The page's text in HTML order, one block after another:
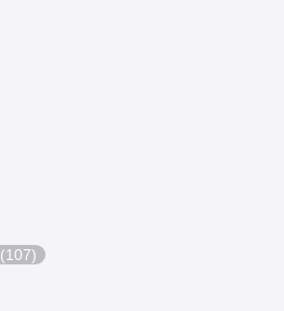
(107)